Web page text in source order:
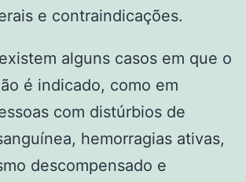
e contraindicações.
alguns casos em que o
é indicado, como em
com distúrbios de
hemorragias ativas,
descompensado e